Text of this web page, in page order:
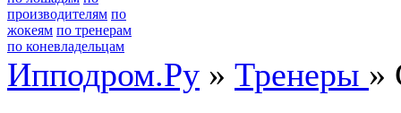
производителям по
жокеям по тренерам
по коневладельцам
Ипподром.Ру » Тренеры »